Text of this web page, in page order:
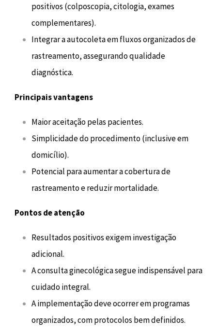
positivos (colposcopia, citologia, exames
complementares).
Integrar a autocoleta em fluxos organizados de
rastreamento, assegurando qualidade
diagnóstica.
Principais vantagens
Maior aceitação pelas pacientes.
Simplicidade do procedimento (inclusive em
domicílio).
Potencial para aumentar a cobertura de
rastreamento e reduzir mortalidade.
Pontos de atenção
Resultados positivos exigem investigação
adicional.
A consulta ginecológica segue indispensável para
cuidado integral.
A implementação deve ocorrer em programas
organizados, com protocolos bem definidos.